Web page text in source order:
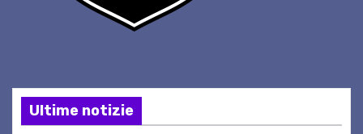
Ultime notizie